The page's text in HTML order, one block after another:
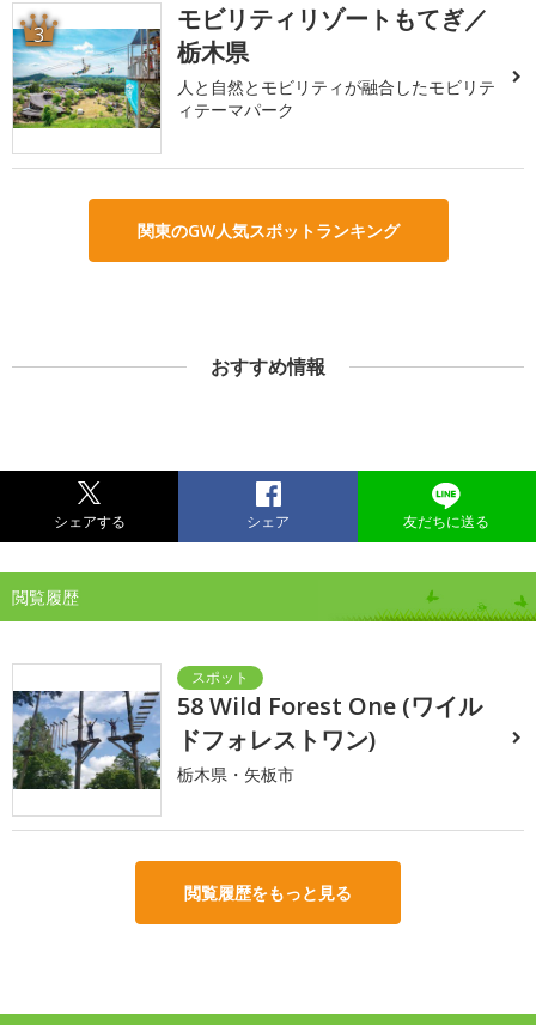
3
モビリティリゾートもてぎ／
栃木県
人と自然とモビリティが融合したモビリテ
ィテーマパーク
関東のGW人気スポットランキング
おすすめ情報
シェアする シェア 友だちに送る
閲覧履歴
58 Wild Forest One (ワイル
ドフォレストワン)
栃木県・矢板市
閲覧履歴をもっと見る